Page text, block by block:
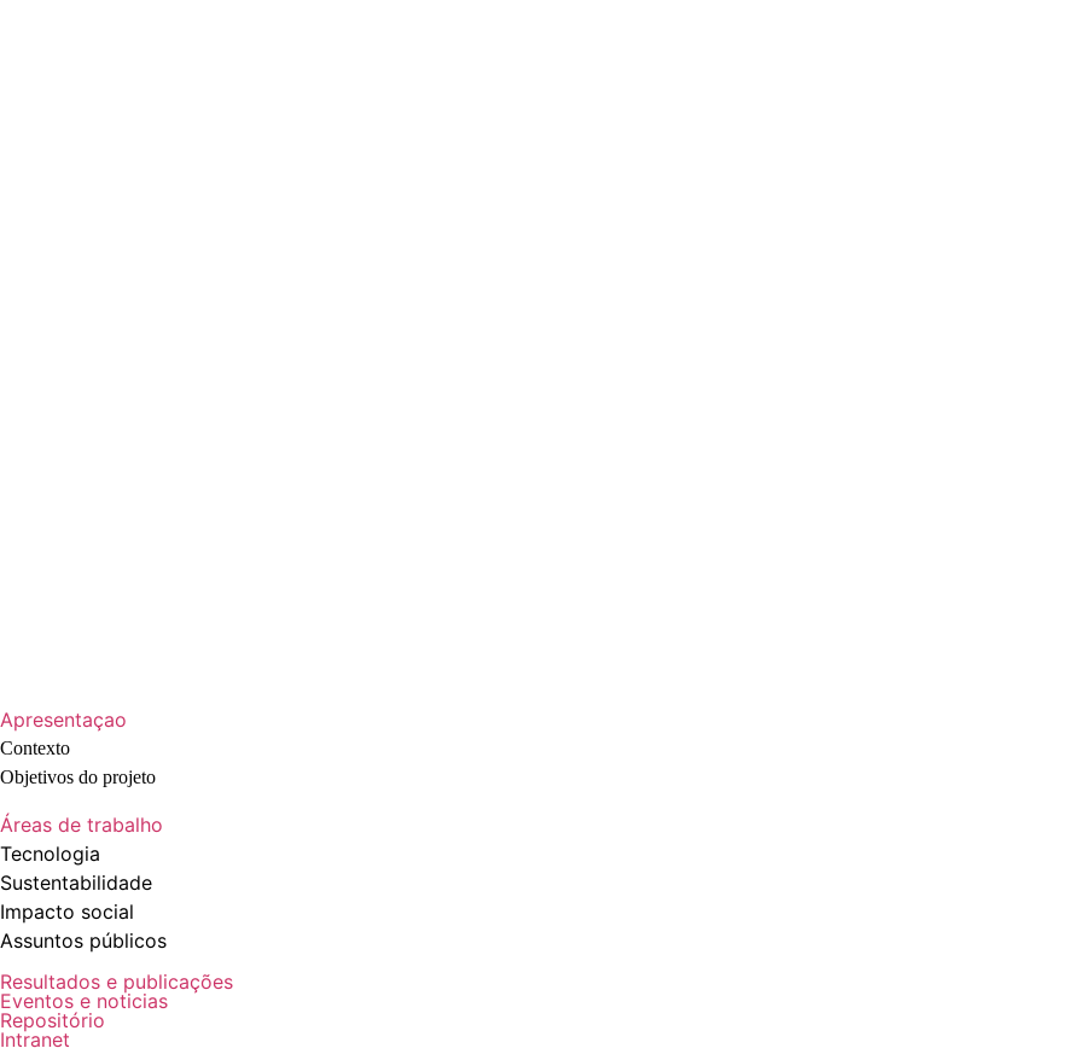
Apresentaçao
Contexto
Objetivos do projeto
Áreas de trabalho
Tecnologia
Sustentabilidade
Impacto social
Assuntos públicos
Resultados e publicações
Eventos e noticias
Repositório
Intranet